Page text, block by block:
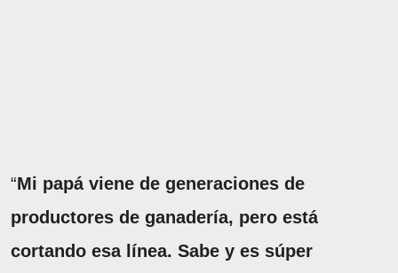
“Mi papá viene de generaciones de
productores de ganadería, pero está
cortando esa línea. Sabe y es súper